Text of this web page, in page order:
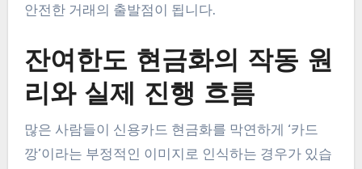
안전한 거래의 출발점이 됩니다.
잔여한도 현금화의 작동 원
리와 실제 진행 흐름
많은 사람들이 신용카드 현금화를 막연하게 ‘카드
깡’이라는 부정적인 이미지로 인식하는 경우가 있습